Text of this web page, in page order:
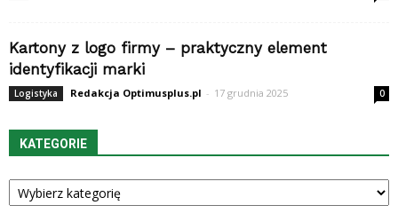
Kartony z logo firmy – praktyczny element
identyfikacji marki
Logistyka Redakcja Optimusplus.pl - 17 grudnia 2025 0
KATEGORIE
Kategorie